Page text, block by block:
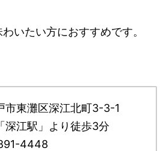
いたい方におすすめです。
市東灘区深江北町3-3-1
深江駅」より徒歩3分
4448